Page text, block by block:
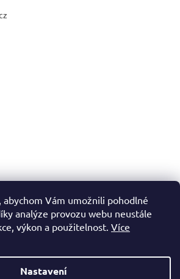
abychom Vám umožnili pohodlné
analýze provozu webu neustále
výkon a použitelnost. Více
Nastavení
Vytvořil Shoptet